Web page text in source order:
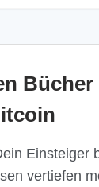
Bücher
Einsteiger
vertiefen